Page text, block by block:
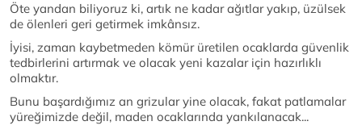
Öte yandan biliyoruz ki, artık ne kadar ağıtlar yakıp, üzülsek
de ölenleri geri getirmek imkânsız.
İyisi, zaman kaybetmeden kömür üretilen ocaklarda güvenlik
tedbirlerini artırmak ve olacak yeni kazalar için hazırlıklı
olmaktır.
Bunu başardığımız an grizular yine olacak, fakat patlamalar
yüreğimizde değil, maden ocaklarında yankılanacak...